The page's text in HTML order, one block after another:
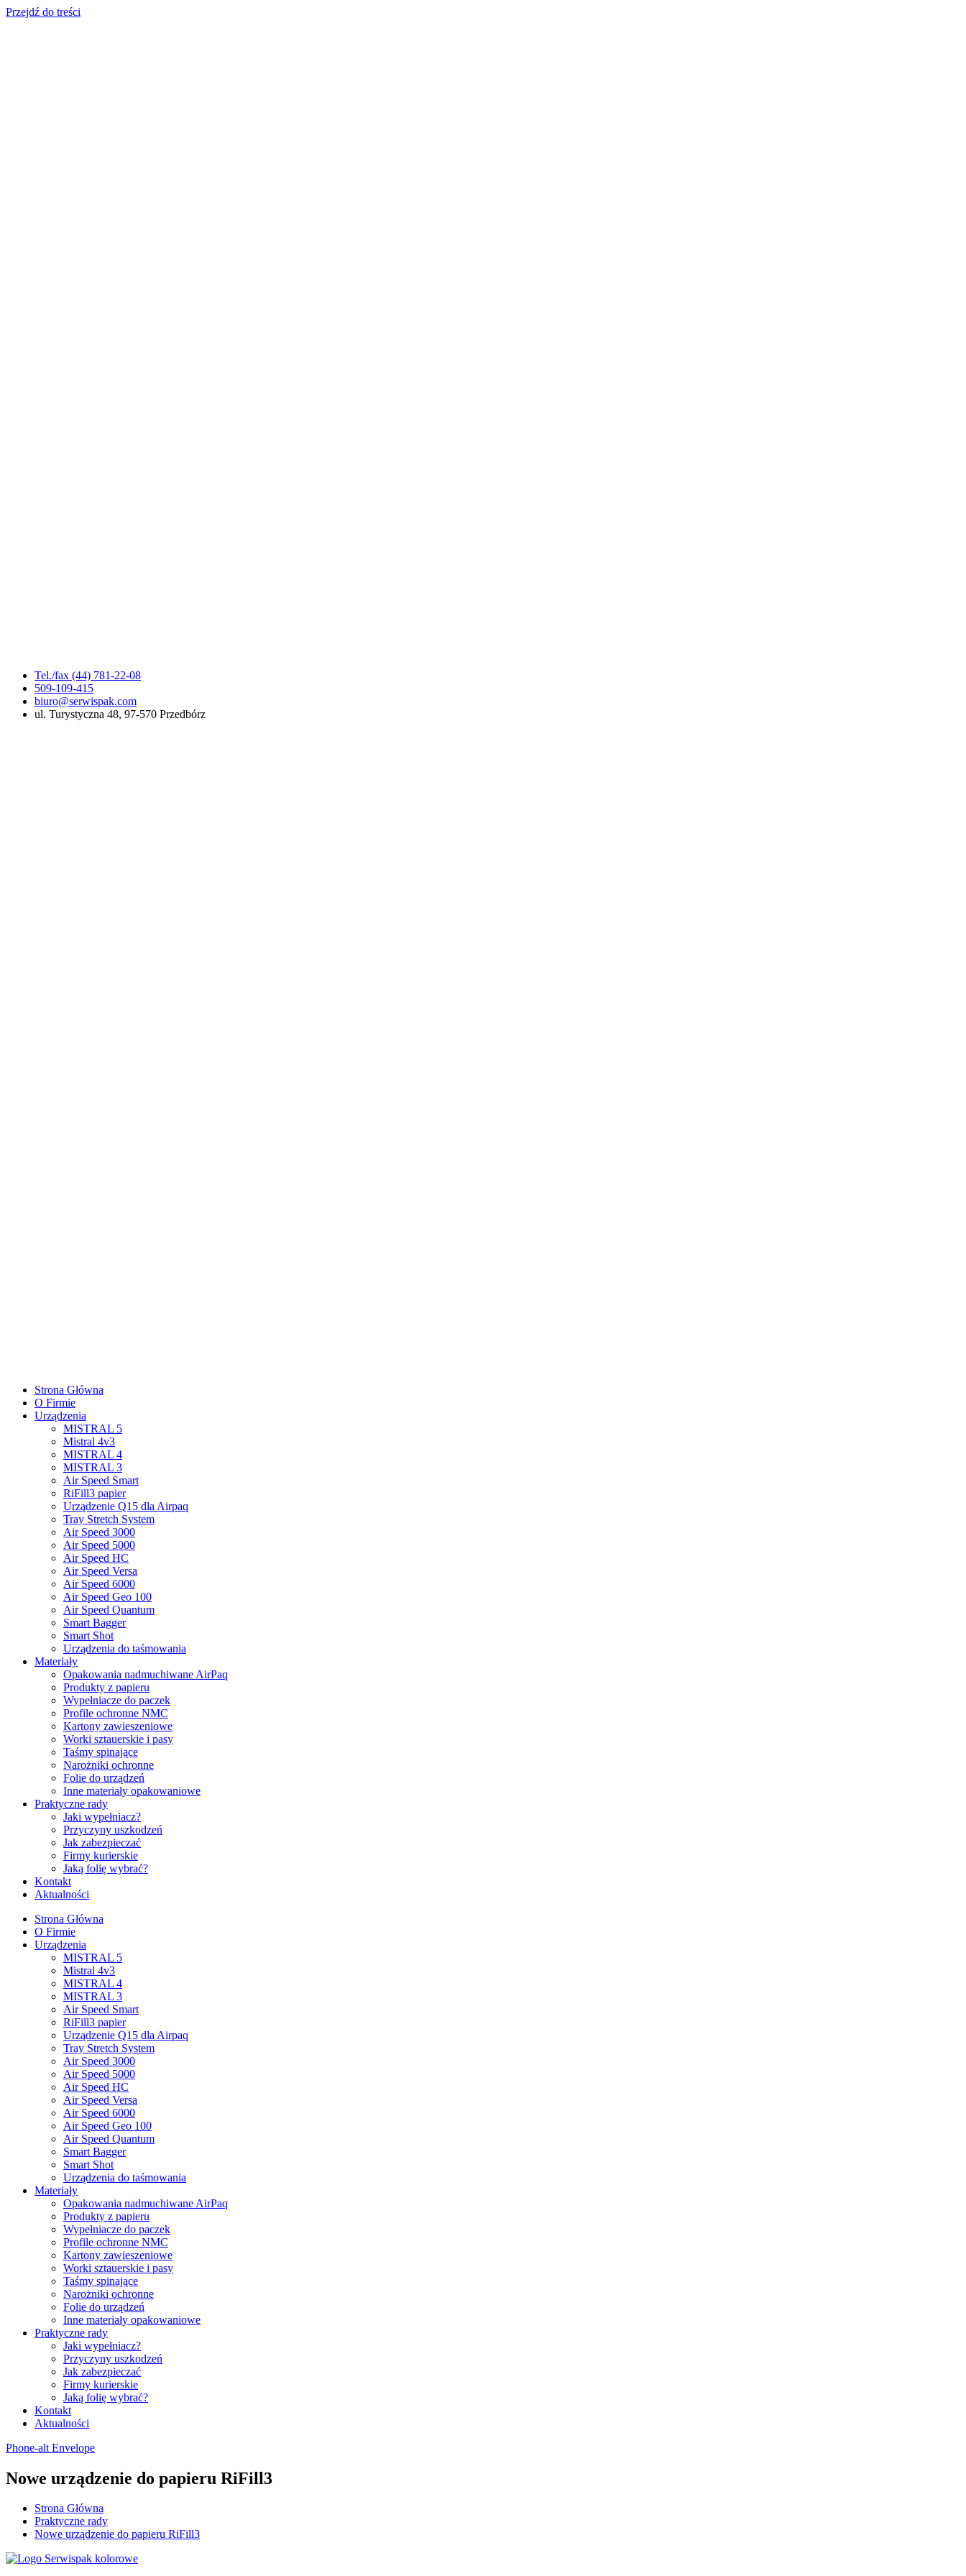
Przejdź do treści
Tel./fax (44) 781-22-08
509-109-415
biuro@serwispak.com
ul. Turystyczna 48, 97-570 Przedbórz
Strona Główna
O Firmie
Urządzenia
MISTRAL 5
Mistral 4v3
MISTRAL 4
MISTRAL 3
Air Speed Smart
RiFill3 papier
Urządzenie Q15 dla Airpaq
Tray Stretch System
Air Speed 3000
Air Speed 5000
Air Speed HC
Air Speed Versa
Air Speed 6000
Air Speed Geo 100
Air Speed Quantum
Smart Bagger
Smart Shot
Urządzenia do taśmowania
Materiały
Opakowania nadmuchiwane AirPaq
Produkty z papieru
Wypełniacze do paczek
Profile ochronne NMC
Kartony zawieszeniowe
Worki sztauerskie i pasy
Taśmy spinające
Narożniki ochronne
Folie do urządzeń
Inne materiały opakowaniowe
Praktyczne rady
Jaki wypełniacz?
Przyczyny uszkodzeń
Jak zabezpieczać
Firmy kurierskie
Jaką folię wybrać?
Kontakt
Aktualności
Strona Główna
O Firmie
Urządzenia
MISTRAL 5
Mistral 4v3
MISTRAL 4
MISTRAL 3
Air Speed Smart
RiFill3 papier
Urządzenie Q15 dla Airpaq
Tray Stretch System
Air Speed 3000
Air Speed 5000
Air Speed HC
Air Speed Versa
Air Speed 6000
Air Speed Geo 100
Air Speed Quantum
Smart Bagger
Smart Shot
Urządzenia do taśmowania
Materiały
Opakowania nadmuchiwane AirPaq
Produkty z papieru
Wypełniacze do paczek
Profile ochronne NMC
Kartony zawieszeniowe
Worki sztauerskie i pasy
Taśmy spinające
Narożniki ochronne
Folie do urządzeń
Inne materiały opakowaniowe
Praktyczne rady
Jaki wypełniacz?
Przyczyny uszkodzeń
Jak zabezpieczać
Firmy kurierskie
Jaką folię wybrać?
Kontakt
Aktualności
Phone-alt Envelope
Nowe urządzenie do papieru RiFill3
Strona Główna
Praktyczne rady
Nowe urządzenie do papieru RiFill3